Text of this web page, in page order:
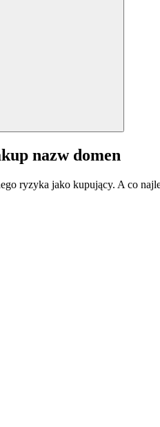
nazw domen
ryzyka jako kupujący. A co